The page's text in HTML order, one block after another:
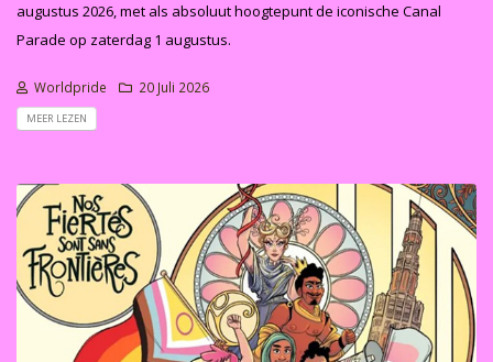
augustus 2026, met als absoluut hoogtepunt de iconische Canal
Parade op zaterdag 1 augustus.
Worldpride 20 Juli 2026
MEER LEZEN